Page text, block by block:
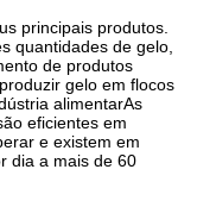
principais produtos.
quantidades de gelo,
de produtos
gelo em flocos
alimentarAs
eficientes em
e existem em
dia a mais de 60